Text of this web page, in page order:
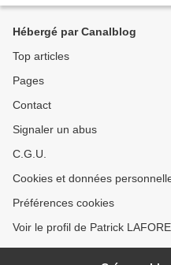
Hébergé par Canalblog
Top articles
Pages
Contact
Signaler un abus
C.G.U.
Cookies et données
Préférences cookies
Voir le profil de Patrick